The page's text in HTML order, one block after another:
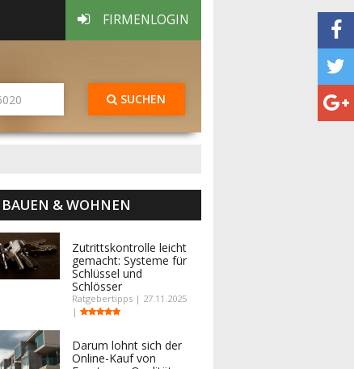
FIRMENLOGIN
SUCHEN
BAUEN & WOHNEN
Zutrittskontrolle leicht
gemacht: Systeme für
Schlüssel und
Schlösser
Ratgebertipps | 27.11.2025
|
Darum lohnt sich der
Online-Kauf von